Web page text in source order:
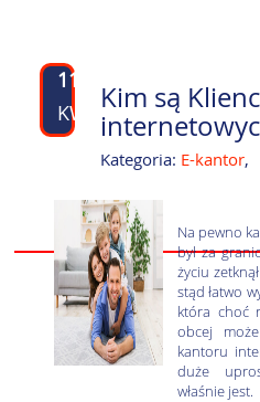
11
KWI
Kim są
Kategoria: E-kantor,
Na pewno
był za
życiu
stąd łatwo
która choć
obcej
kantoru
duże
właśnie jest.